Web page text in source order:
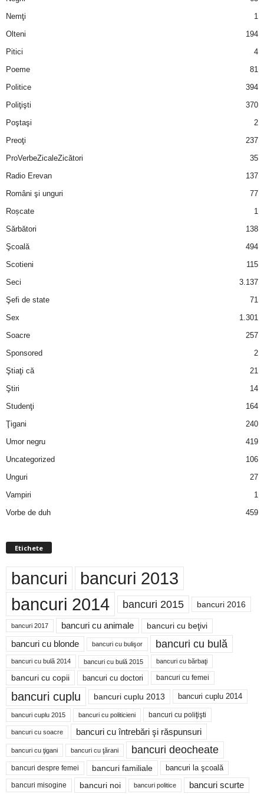
Nemţi
1
Olteni
194
Pitici
4
Poeme
81
Politice
394
Poliţişti
370
Poştaşi
2
Preoţi
237
ProVerbeZicaleZicători
35
Radio Erevan
137
Români şi unguri
77
Roșcate
1
Sărbători
138
Şcoală
494
Scotieni
115
Seci
3.137
Şefi de state
71
Sex
1.301
Soacre
257
Sponsored
2
Ştiaţi că
21
Ştiri
14
Studenţi
164
Ţigani
240
Umor negru
419
Uncategorized
106
Unguri
27
Vampiri
1
Vorbe de duh
459
Etichete
bancuri bancuri 2013
bancuri 2014 bancuri 2015 bancuri 2016
bancuri 2017 bancuri cu animale bancuri cu beţivi
bancuri cu blonde bancuri cu bulişor bancuri cu bulă
bancuri cu bulă 2014 bancuri cu bulă 2015 bancuri cu bărbaţi
bancuri cu copii bancuri cu doctori bancuri cu femei
bancuri cuplu bancuri cuplu 2013 bancuri cuplu 2014
bancuri cuplu 2015 bancuri cu politicieni bancuri cu poliţişti
bancuri cu soacre bancuri cu întrebări şi răspunsuri
bancuri cu ţigani bancuri cu ţărani bancuri deocheate
bancuri despre femei bancuri familiale bancuri la şcoală
bancuri misogine bancuri noi bancuri politice bancuri scurte